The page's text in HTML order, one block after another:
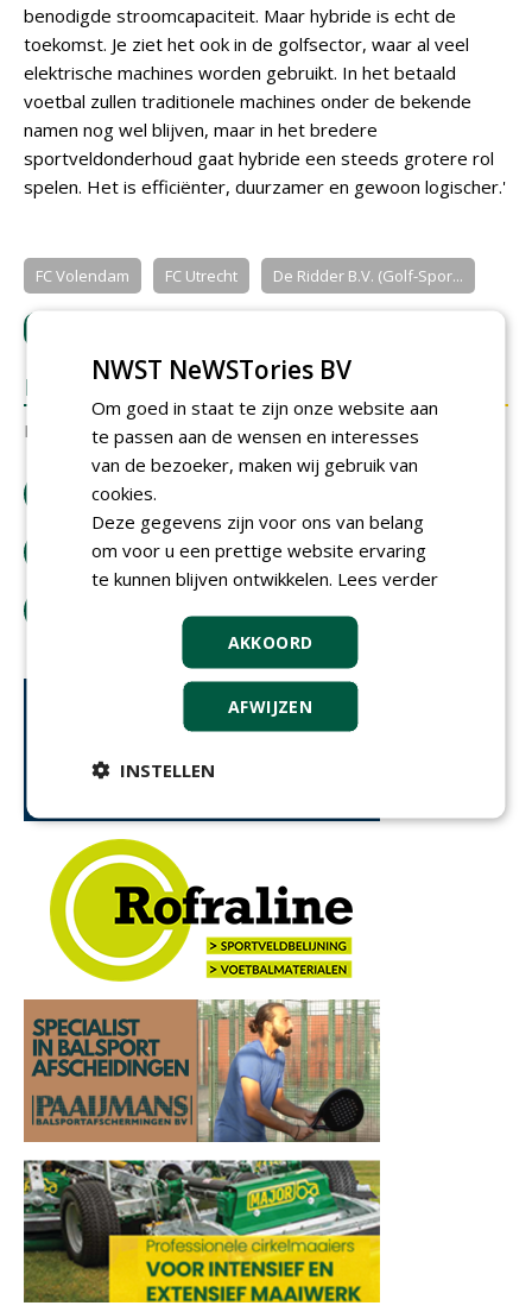
benodigde stroomcapaciteit. Maar hybride is echt de
toekomst. Je ziet het ook in de golfsector, waar al veel
elektrische machines worden gebruikt. In het betaald
voetbal zullen traditionele machines onder de bekende
namen nog wel blijven, maar in het bredere
sportveldonderhoud gaat hybride een steeds grotere rol
spelen. Het is efficiënter, duurzamer en gewoon logischer.'
FC Volendam FC Utrecht De Ridder B.V. (Golf-Spor...
REACTIES
Er zijn nog geen reacties.
download artikel
bestel tijdschrift
tip de redactie
NWST NeWSTories BV
Om goed in staat te zijn onze website aan
te passen aan de wensen en interesses
van de bezoeker, maken wij gebruik van
cookies.
Deze gegevens zijn voor ons van belang
om voor u een prettige website ervaring
te kunnen blijven ontwikkelen. Lees verder
AKKOORD
AFWIJZEN
INSTELLEN